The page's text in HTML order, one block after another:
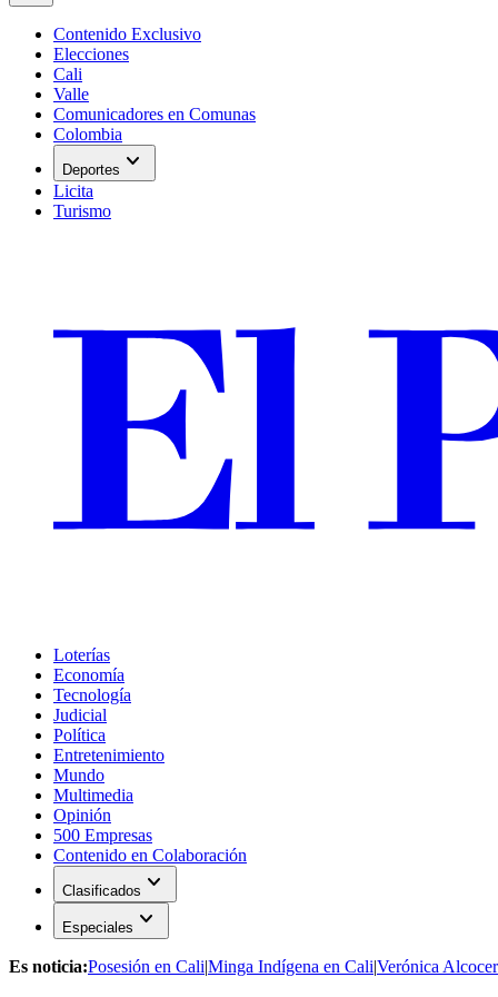
Contenido Exclusivo
Elecciones
Cali
Valle
Comunicadores en Comunas
Colombia
Deportes expand_more
Licita
Turismo
Loterías
Economía
Tecnología
Judicial
Política
Entretenimiento
Mundo
Multimedia
Opinión
500 Empresas
Contenido en Colaboración
Clasificados expand_more
Especiales expand_more
Es noticia:Posesión en Cali|Minga Indígena en Cali|Verónica Alcocer